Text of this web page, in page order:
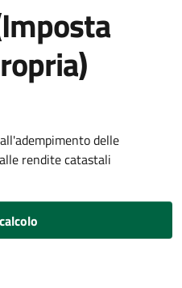
delle
rendite catastali